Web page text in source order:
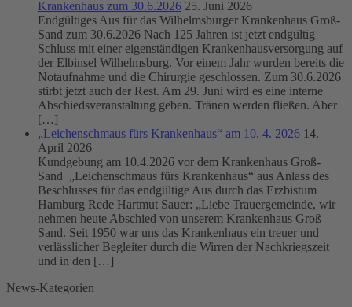
Krankenhaus zum 30.6.2026 25. Juni 2026
Endgültiges Aus für das Wilhelmsburger Krankenhaus Groß-
Sand zum 30.6.2026 Nach 125 Jahren ist jetzt endgültig
Schluss mit einer eigenständigen Krankenhausversorgung auf
der Elbinsel Wilhelmsburg. Vor einem Jahr wurden bereits die
Notaufnahme und die Chirurgie geschlossen. Zum 30.6.2026
stirbt jetzt auch der Rest. Am 29. Juni wird es eine interne
Abschiedsveranstaltung geben. Tränen werden fließen. Aber
[…]
„Leichenschmaus fürs Krankenhaus“ am 10. 4. 2026 14.
April 2026
Kundgebung am 10.4.2026 vor dem Krankenhaus Groß-
Sand „Leichenschmaus fürs Krankenhaus“ aus Anlass des
Beschlusses für das endgültige Aus durch das Erzbistum
Hamburg Rede Hartmut Sauer: „Liebe Trauergemeinde, wir
nehmen heute Abschied von unserem Krankenhaus Groß
Sand. Seit 1950 war uns das Krankenhaus ein treuer und
verlässlicher Begleiter durch die Wirren der Nachkriegszeit
und in den […]
News-Kategorien